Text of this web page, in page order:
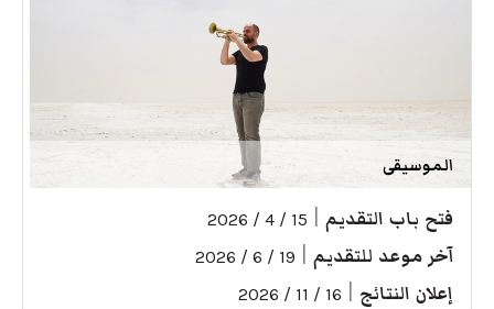
الموسيقى
فتح باب التقديم 15 / 4 / 2026
آخر موعد للتقديم 19 / 6 / 2026
إعلان النتائج 16 / 11 / 2026